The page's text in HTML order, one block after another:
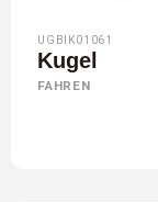
UGBIK01061
Kugel
FAHREN